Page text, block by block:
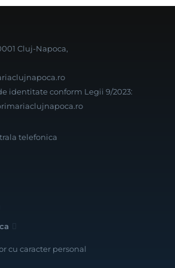
Cluj-Napoca,
identitate conform Legii 9/2023:
telefonica
cu caracter personal